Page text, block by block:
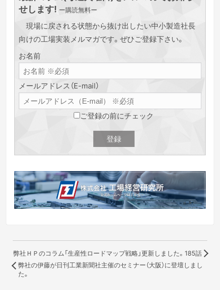
せします! ー購読無料ー
現場に戻される状態から抜け出したい中小製造社長
向けの工場実装メルマガです。ぜひご登録下さい。
お名前
メールアドレス（E-mail）
ご登録の前にチェック
弊社ＨＰのコラム「生産性ロードマップ戦略」更新しました。185話
弊社の伊藤が日刊工業新聞社主催のセミナー（大阪）に登壇しまし
た。